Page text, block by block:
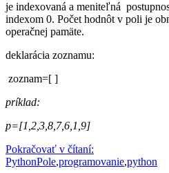
je indexovaná a meniteľná
indexom 0. Počet hodnôt v poli je
operačnej pamäte.
deklarácia zoznamu:
zoznam=[ ]
príklad:
p=[1,2,3,8,7,6,1,9]
Pokračovať v čítaní:
(pole/postupnosť)
Publikované
Kategórie
PythonZnačky
Pole,programovanie,python